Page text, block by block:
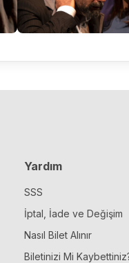
Yardım
SSS
İptal, İade ve Değişim
Nasıl Bilet Alınır
Biletinizi Mi